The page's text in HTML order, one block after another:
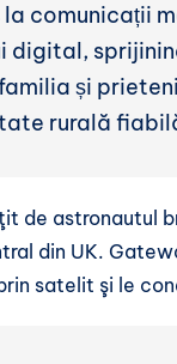
comunicații
digital,
și
rurală fiabilă
de astronautul
din UK.
satelit şi le